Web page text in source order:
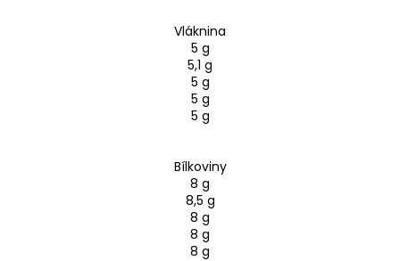
Vláknina
5 g
5,1 g
5 g
5 g
5 g
Bílkoviny
8 g
8,5 g
8 g
8 g
8 g